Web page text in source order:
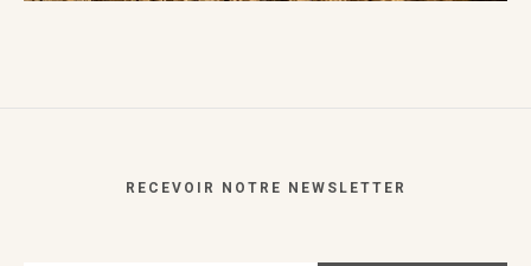
RECEVOIR NOTRE NEWSLETTER